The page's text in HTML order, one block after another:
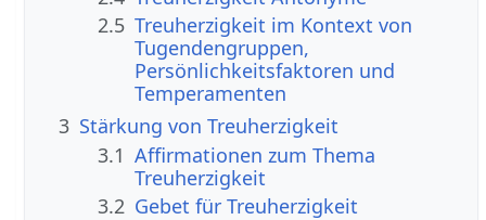
2.5 Treuherzigkeit im Kontext von
Tugendengruppen,
Persönlichkeitsfaktoren und
Temperamenten
3 Stärkung von Treuherzigkeit
3.1 Affirmationen zum Thema
Treuherzigkeit
3.2 Gebet für Treuherzigkeit